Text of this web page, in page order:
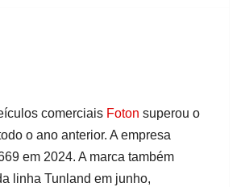
comerciais Foton superou o
o ano anterior. A empresa
em 2024. A marca também
linha Tunland em junho,